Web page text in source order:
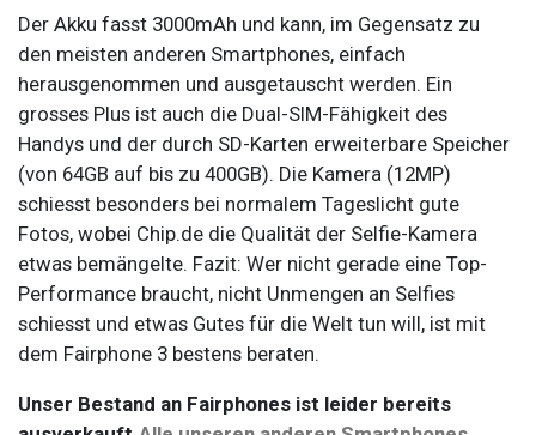
Der Akku fasst 3000mAh und kann, im Gegensatz zu
den meisten anderen Smartphones, einfach
herausgenommen und ausgetauscht werden. Ein
grosses Plus ist auch die Dual-SIM-Fähigkeit des
Handys und der durch SD-Karten erweiterbare Speicher
(von 64GB auf bis zu 400GB). Die Kamera (12MP)
schiesst besonders bei normalem Tageslicht gute
Fotos, wobei Chip.de die Qualität der Selfie-Kamera
etwas bemängelte. Fazit: Wer nicht gerade eine Top-
Performance braucht, nicht Unmengen an Selfies
schiesst und etwas Gutes für die Welt tun will, ist mit
dem Fairphone 3 bestens beraten.
Unser Bestand an Fairphones ist leider bereits